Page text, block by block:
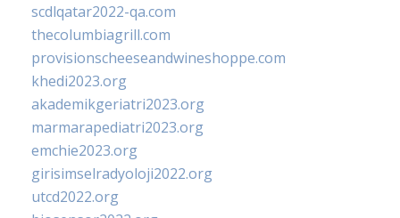
scdlqatar2022-qa.com
thecolumbiagrill.com
provisionscheeseandwineshoppe.com
khedi2023.org
akademikgeriatri2023.org
marmarapediatri2023.org
emchie2023.org
girisimselradyoloji2022.org
utcd2022.org